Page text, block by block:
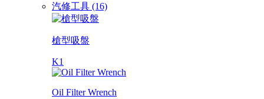
汽修工具 (16)
槍型吸盤
K1
Oil Filter Wrench